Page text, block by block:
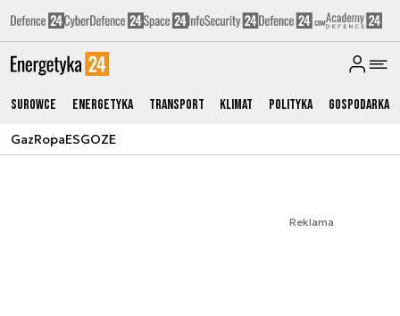
Surowce Energetyka Transport Klimat Polityka Gospodarka
GazRopaESGOZE
Reklama